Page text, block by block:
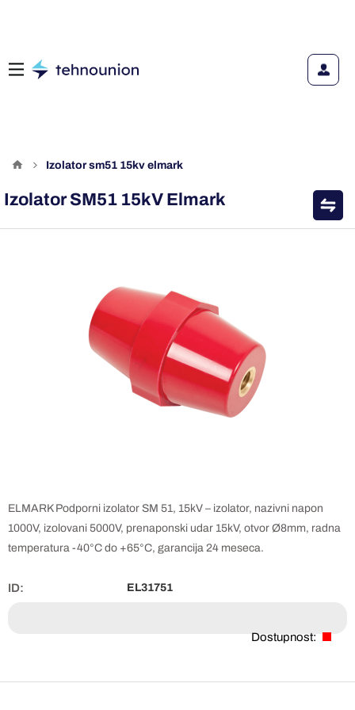
izolator sm51 15kv elmark
Izolator SM51 15kV Elmark
ELMARK Podporni izolator SM 51, 15kV – izolator, nazivni napon
1000V, izolovani 5000V, prenaponski udar 15kV, otvor Ø8mm, radna
temperatura -40°C do +65°C, garancija 24 meseca.
ID: EL31751
Dostupnost: